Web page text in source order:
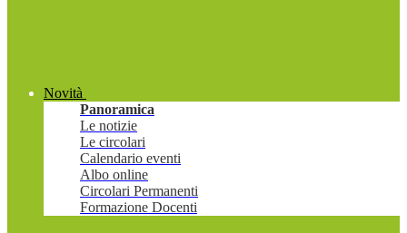
Novità
Panoramica
Le notizie
Le circolari
Calendario eventi
Albo online
Circolari Permanenti
Formazione Docenti